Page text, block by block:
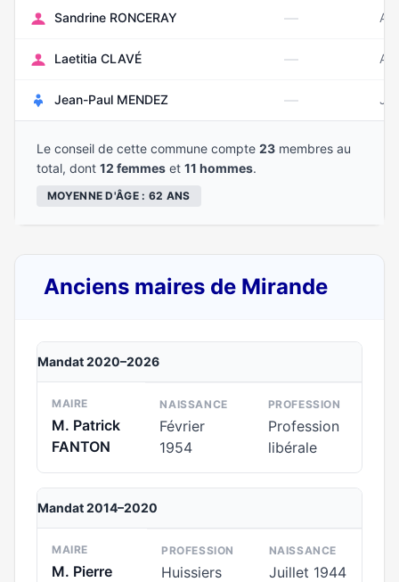
Sandrine RONCERAY —
Laetitia CLAVÉ —
Jean-Paul MENDEZ —
Le conseil de cette commune compte 23 membres au
total, dont 12 femmes et 11 hommes.
MOYENNE D'ÂGE : 62 ANS
Anciens maires de Mirande
Mandat 2020–2026
MAIRE
M. Patrick
FANTON
NAISSANCE
Février
1954
PROFESSION
Profession
libérale
Mandat 2014–2020
MAIRE
M. Pierre
PROFESSION
Huissiers
NAISSANCE
Juillet 1944